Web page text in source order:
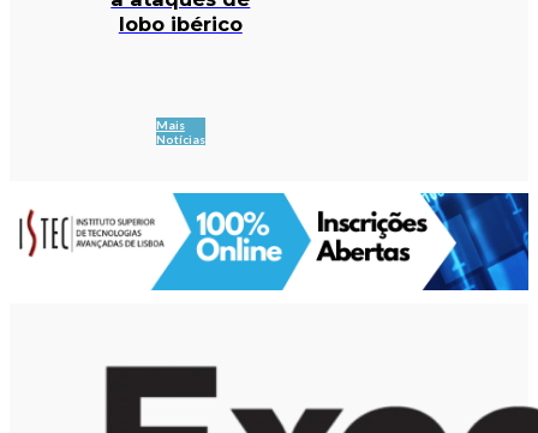
lobo ibérico
Mais
Notícias